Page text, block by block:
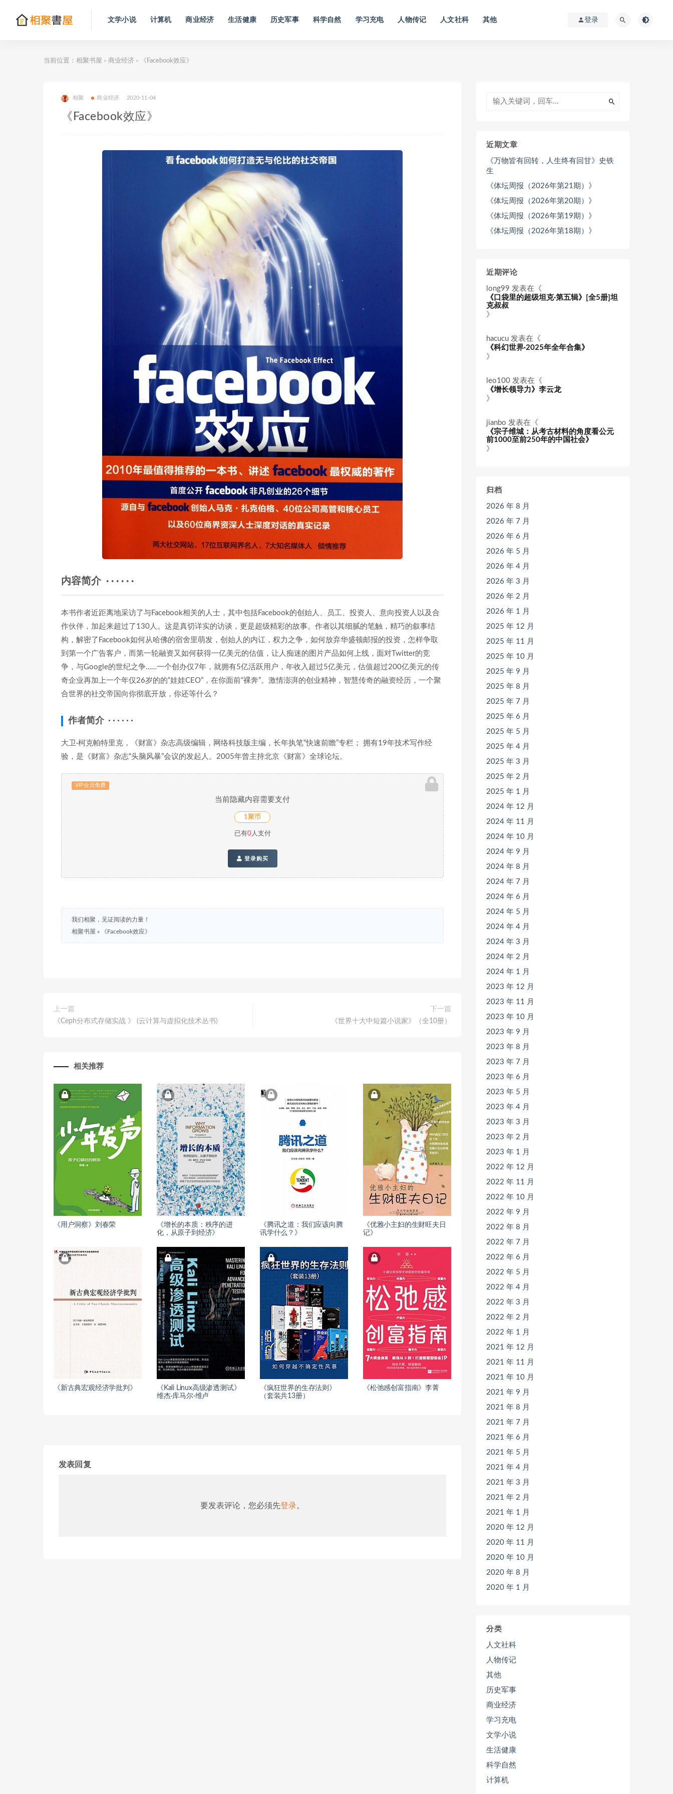
文学小说 计算机 商业经济 生活健康 历史军事 科学自然 学习充电 人物传记 人文社科 其他 登录
当前位置： 相聚书屋 > 商业经济 > 《Facebook效应》
相聚 商业经济 2020-11-04
《Facebook效应》
内容简介 · · · · · ·
本书作者近距离地采访了与Facebook相关的人士，其中包括Facebook的创始人、员工、投资人、意向投资人以及合
作伙伴，加起来超过了130人。这是真切详实的访谈，更是超级精彩的故事。作者以其细腻的笔触，精巧的叙事结
构，解密了Facebook如何从哈佛的宿舍里萌发，创始人的内讧，权力之争，如何放弃华盛顿邮报的投资，怎样争取
到第一个广告客户，而第一轮融资又如何获得一亿美元的估值，让人痴迷的图片产品如何上线，面对Twitter的竞
争，与Google的世纪之争……一个创办仅7年，就拥有5亿活跃用户，年收入超过5亿美元，估值超过200亿美元的传
奇企业再加上一个年仅26岁的的“娃娃CEO”，在你面前“裸奔”。激情澎湃的创业精神，智慧传奇的融资经历，一个聚
合世界的社交帝国向你彻底开放，你还等什么？
作者简介 · · · · · ·
大卫·柯克帕特里克，《财富》杂志高级编辑，网络科技版主编，长年执笔“快速前瞻”专栏； 拥有19年技术写作经
验，是《财富》杂志“头脑风暴”会议的发起人。2005年曾主持北京《财富》全球论坛。
VIP会员免费
当前隐藏内容需要支付
1聚币
已有0人支付
登录购买
我们相聚，见证阅读的力量！
相聚书屋 » 《Facebook效应》
上一篇
《Ceph分布式存储实战 》 (云计算与虚拟化技术丛书)
下一篇
《世界十大中短篇小说家》（全10册）
相关推荐
《用户洞察》刘春荣
《增长的本质：秩序的进
化，从原子到经济》
《腾讯之道：我们应该向腾
讯学什么？》
《优雅小主妇的生财旺夫日
记》
《新古典宏观经济学批判》
《Kali Linux高级渗透测试》
维杰·库马尔·维卢
《疯狂世界的生存法则》
（套装共13册）
《松弛感创富指南》李菁
发表回复
要发表评论，您必须先登录。
近期文章
《万物皆有回转，人生终有回甘》史铁
生
《体坛周报（2026年第21期）》
《体坛周报（2026年第20期）》
《体坛周报（2026年第19期）》
《体坛周报（2026年第18期）》
近期评论
long99 发表在《
《口袋里的超级坦克·第五辑》[全5册]坦
克叔叔
》
hacucu 发表在《
《科幻世界·2025年全年合集》
》
leo100 发表在《
《增长领导力》李云龙
》
jianbo 发表在《
《宗子维城：从考古材料的角度看公元
前1000至前250年的中国社会》
》
归档
2026 年 8 月
2026 年 7 月
2026 年 6 月
2026 年 5 月
2026 年 4 月
2026 年 3 月
2026 年 2 月
2026 年 1 月
2025 年 12 月
2025 年 11 月
2025 年 10 月
2025 年 9 月
2025 年 8 月
2025 年 7 月
2025 年 6 月
2025 年 5 月
2025 年 4 月
2025 年 3 月
2025 年 2 月
2025 年 1 月
2024 年 12 月
2024 年 11 月
2024 年 10 月
2024 年 9 月
2024 年 8 月
2024 年 7 月
2024 年 6 月
2024 年 5 月
2024 年 4 月
2024 年 3 月
2024 年 2 月
2024 年 1 月
2023 年 12 月
2023 年 11 月
2023 年 10 月
2023 年 9 月
2023 年 8 月
2023 年 7 月
2023 年 6 月
2023 年 5 月
2023 年 4 月
2023 年 3 月
2023 年 2 月
2023 年 1 月
2022 年 12 月
2022 年 11 月
2022 年 10 月
2022 年 9 月
2022 年 8 月
2022 年 7 月
2022 年 6 月
2022 年 5 月
2022 年 4 月
2022 年 3 月
2022 年 2 月
2022 年 1 月
2021 年 12 月
2021 年 11 月
2021 年 10 月
2021 年 9 月
2021 年 8 月
2021 年 7 月
2021 年 6 月
2021 年 5 月
2021 年 4 月
2021 年 3 月
2021 年 2 月
2021 年 1 月
2020 年 12 月
2020 年 11 月
2020 年 10 月
2020 年 8 月
2020 年 1 月
分类
人文社科
人物传记
其他
历史军事
商业经济
学习充电
文学小说
生活健康
科学自然
计算机